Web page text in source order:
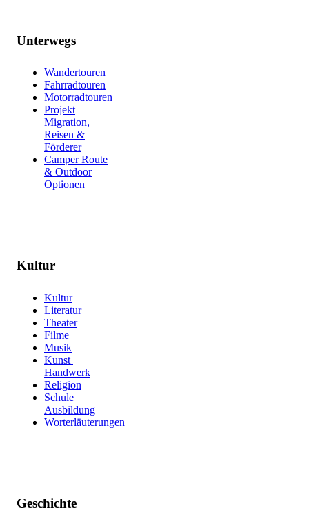
Unterwegs
Wandertouren
Fahrradtouren
Motorradtouren
Projekt
Migration,
Reisen &
Förderer
Camper Route
& Outdoor
Optionen
Kultur
Kultur
Literatur
Theater
Filme
Musik
Kunst |
Handwerk
Religion
Schule
Ausbildung
Worterläuterungen
Geschichte